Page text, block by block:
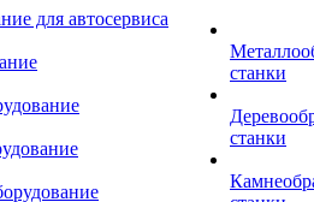
для автосервиса
станки
станки